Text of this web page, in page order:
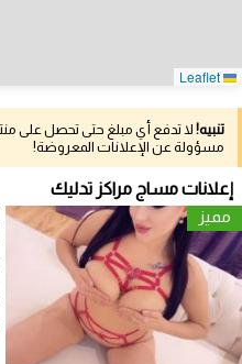
تنبيه! لا تدفع أي مبلغ حتى تحصل على
مسؤولة عن الإعلانات المعروضة!
إعلانات مساج مراكز تدليك
مميز